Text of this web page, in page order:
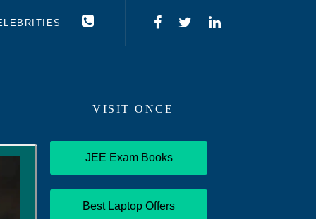
VISIT ONCE
JEE Exam Books
Best Laptop Offers